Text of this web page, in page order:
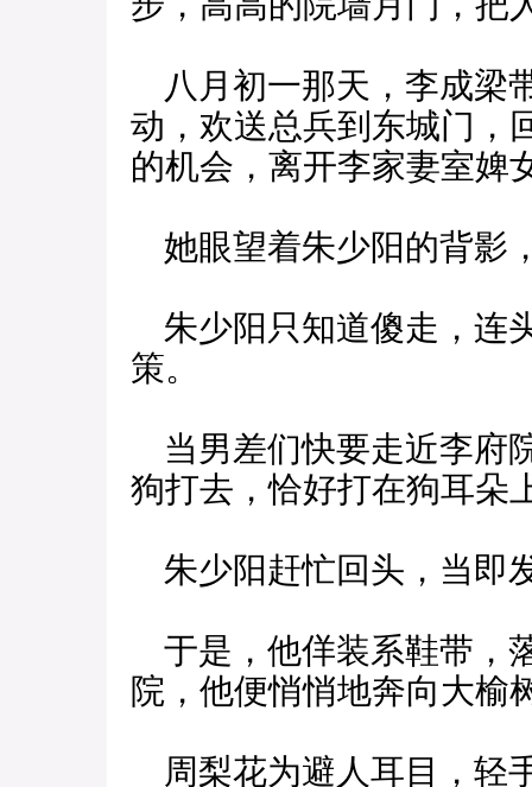
八月初一那天，李成梁
动，欢送总兵到东城门，
的机会，离开李家妻室婢
她眼望着朱少阳的背影
朱少阳只知道傻走，连
策。
当男差们快要走近李府
狗打去，恰好打在狗耳朵
朱少阳赶忙回头，当即
于是，他佯装系鞋带，
院，他便悄悄地奔向大榆
周梨花为避人耳目，轻